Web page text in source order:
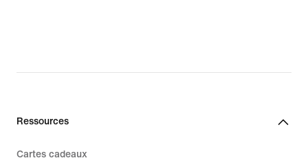
Ressources
Cartes cadeaux